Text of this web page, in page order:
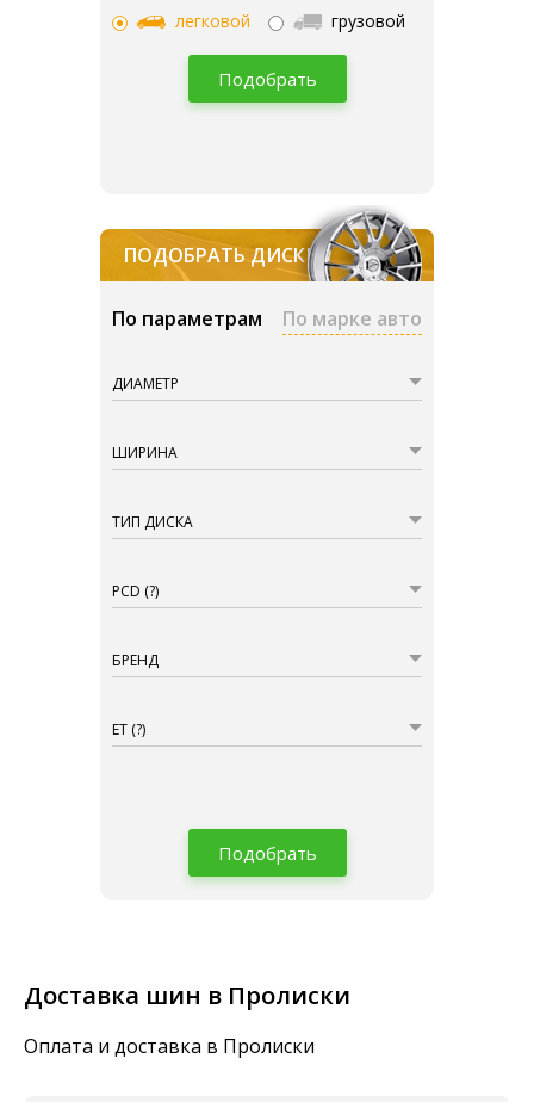
легковой грузовой
Подобрать
ПОДОБРАТЬ ДИСКИ
По параметрам По марке авто
ДИАМЕТР
ШИРИНА
ТИП ДИСКА
PCD (?)
БРЕНД
ET (?)
Подобрать
Доставка шин в Пролиски
Оплата и доставка в Пролиски